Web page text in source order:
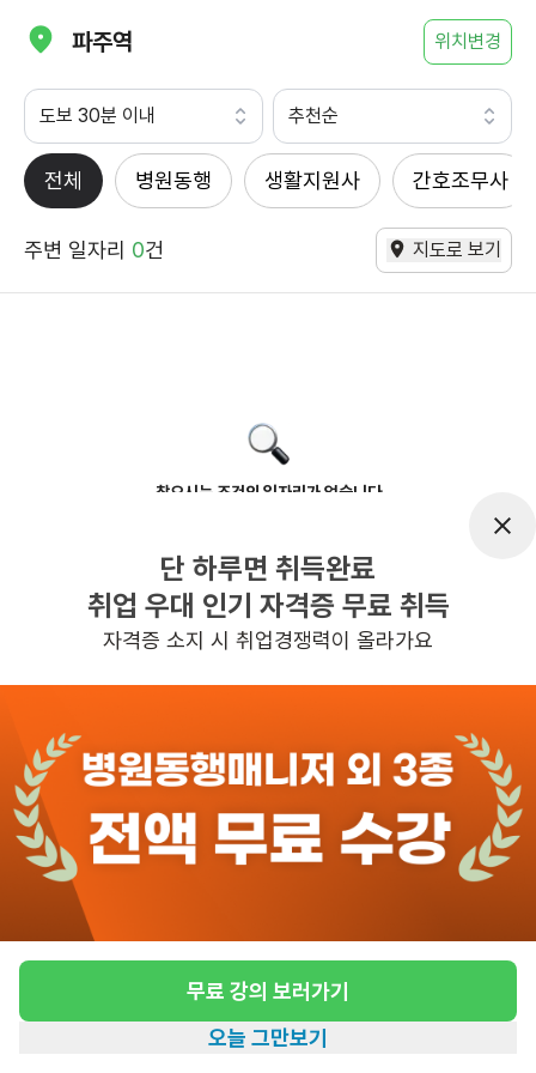
파주역 위치변경
도보 30분 이내 추천순
전체 병원동행 생활지원사 간호조무사
주변 일자리 0건 지도로 보기
찾으시는 조건의 일자리가 없습니다
반경 3KM 이내의 일자리 확인하기
단 하루면 취득완료
취업 우대 인기 자격증 무료 취득
자격증 소지 시 취업경쟁력이 올라가요
무료 강의 보러가기
오늘 그만보기